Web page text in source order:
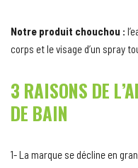
Notre produit chouchou :
corps et le visage d’un spray
3 RAISONS DE
DE BAIN
1- La marque se décline en